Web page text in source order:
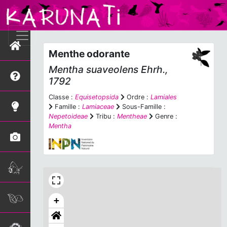
Menthe odorante
Mentha suaveolens Ehrh.,
1792
Classe : Equisetopsida Ordre : Lamiales
Famille : Lamiaceae
Sous-Famille :
Nepetoideae
Tribu : Mentheae
Genre :
Mentha
+